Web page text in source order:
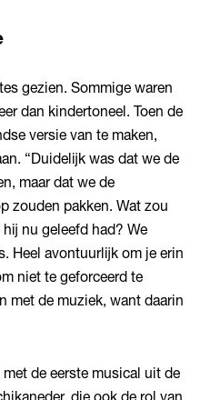
gezien. Sommige waren
dan kindertoneel. Toen de
versie van te maken,
“Duidelijk was dat we de
maar dat we de
zouden pakken. Wat zou
nu geleefd had? We
Heel avontuurlijk om je erin
niet te geforceerd te
met de muziek, want daarin
de eerste musical uit de
die ook de rol van